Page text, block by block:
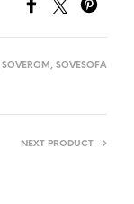
SOVEROM , SOVESOFA
NEXT PRODUCT